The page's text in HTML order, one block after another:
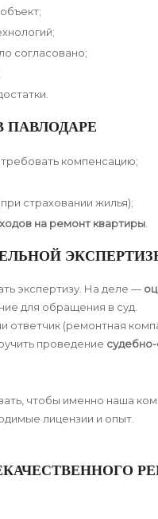
согласовано;
ПАВЛОДАРЕ
компенсацию;
страховании жилья);
на ремонт квартиры
экспертизу. На деле —
для обращения в суд.
(ремонтная
проведение
чтобы именно наша
лицензии и опыт.